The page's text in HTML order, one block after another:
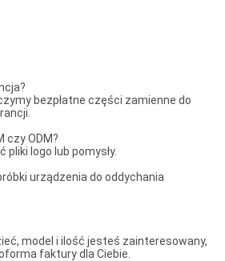
bezpłatne części zamienne do
czy ODM?
logo lub pomysły.
urządzenia do oddychania
model i ilość jesteś zainteresowany,
faktury dla Ciebie.